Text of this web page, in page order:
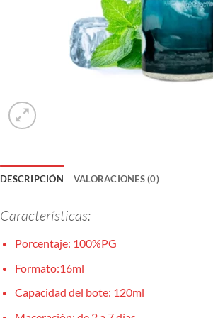
DESCRIPCIÓN VALORACIONES (0)
Características:
Porcentaje: 100%PG
Formato:16ml
Capacidad del bote: 120ml